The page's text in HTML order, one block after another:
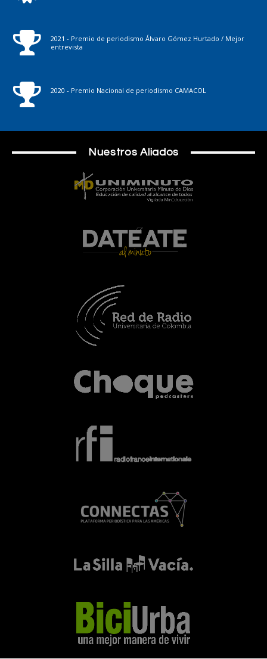
2021 - Premio de periodismo Álvaro Gómez Hurtado / Mejor
entrevista
2020 - Premio Nacional de periodismo CAMACOL
Nuestros Aliados